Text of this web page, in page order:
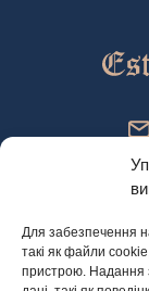
Для забезпечення
такі як файли
пристрою. Надання